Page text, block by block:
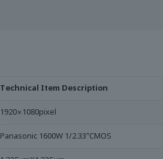
Technical Item Description
1920×1080pixel
Panasonic 1600W 1/2.33″CMOS